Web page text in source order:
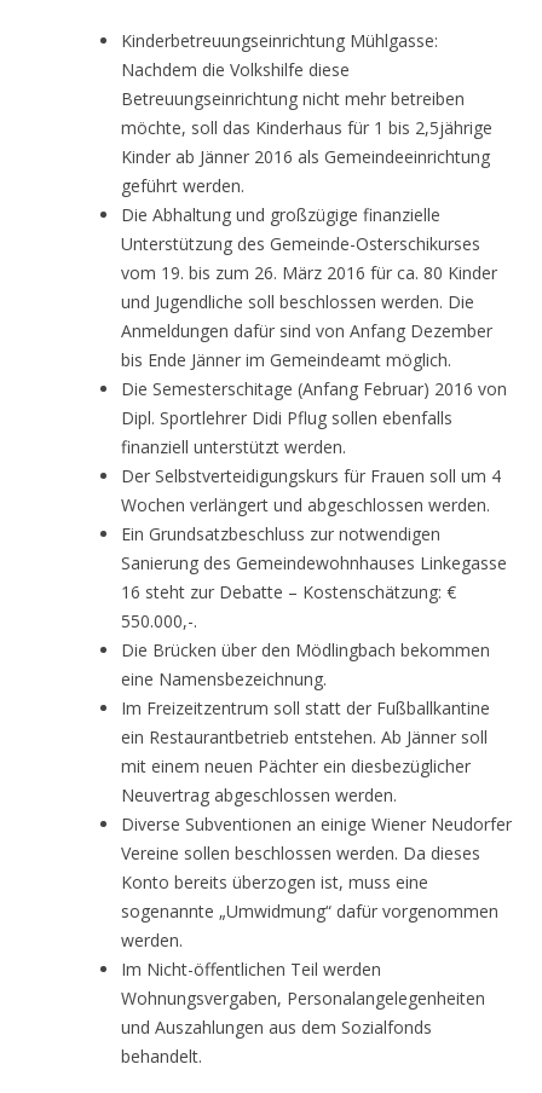
Kinderbetreuungseinrichtung Mühlgasse:
Nachdem die Volkshilfe diese
Betreuungseinrichtung nicht mehr betreiben
möchte, soll das Kinderhaus für 1 bis 2,5jährige
Kinder ab Jänner 2016 als Gemeindeeinrichtung
geführt werden.
Die Abhaltung und großzügige finanzielle
Unterstützung des Gemeinde-Osterschikurses
vom 19. bis zum 26. März 2016 für ca. 80 Kinder
und Jugendliche soll beschlossen werden. Die
Anmeldungen dafür sind von Anfang Dezember
bis Ende Jänner im Gemeindeamt möglich.
Die Semesterschitage (Anfang Februar) 2016 von
Dipl. Sportlehrer Didi Pflug sollen ebenfalls
finanziell unterstützt werden.
Der Selbstverteidigungskurs für Frauen soll um 4
Wochen verlängert und abgeschlossen werden.
Ein Grundsatzbeschluss zur notwendigen
Sanierung des Gemeindewohnhauses Linkegasse
16 steht zur Debatte – Kostenschätzung: €
550.000,-.
Die Brücken über den Mödlingbach bekommen
eine Namensbezeichnung.
Im Freizeitzentrum soll statt der Fußballkantine
ein Restaurantbetrieb entstehen. Ab Jänner soll
mit einem neuen Pächter ein diesbezüglicher
Neuvertrag abgeschlossen werden.
Diverse Subventionen an einige Wiener Neudorfer
Vereine sollen beschlossen werden. Da dieses
Konto bereits überzogen ist, muss eine
sogenannte „Umwidmung“ dafür vorgenommen
werden.
Im Nicht-öffentlichen Teil werden
Wohnungsvergaben, Personalangelegenheiten
und Auszahlungen aus dem Sozialfonds
behandelt.